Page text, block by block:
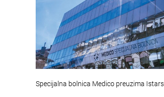
Specijalna bolnica Medico preuzima